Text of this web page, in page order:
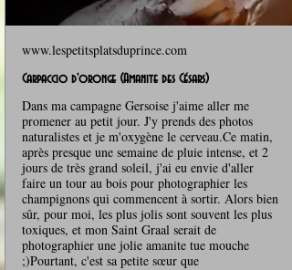
www.lespetitsplatsduprince.com
Carpaccio d'oronge (Amanite des Césars)
Dans ma campagne Gersoise j'aime aller me
promener au petit jour. J'y prends des photos
naturalistes et je m'oxygène le cerveau.Ce matin,
après presque une semaine de pluie intense, et 2
jours de très grand soleil, j'ai eu envie d'aller
faire un tour au bois pour photographier les
champignons qui commencent à sortir. Alors bien
sûr, pour moi, les plus jolis sont souvent les plus
toxiques, et mon Saint Graal serait de
photographier une jolie amanite tue mouche
;)Pourtant, c'est sa petite sœur que